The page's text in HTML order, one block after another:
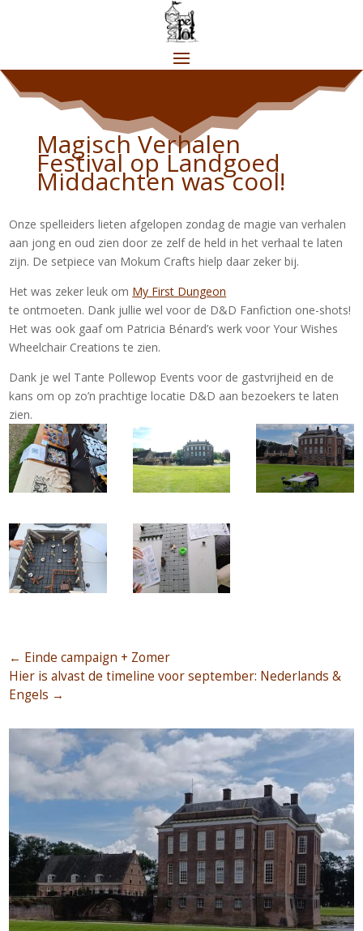
Magisch Verhalen
Festival op Landgoed
Middachten was cool!
Onze spelleiders lieten afgelopen zondag de magie van verhalen
aan jong en oud zien door ze zelf de held in het verhaal te laten
zijn. De setpiece van Mokum Crafts hielp daar zeker bij.
Het was zeker leuk om My First Dungeon
te ontmoeten. Dank jullie wel voor de D&D Fanfiction one-shots!
Het was ook gaaf om Patricia Bénard’s werk voor Your Wishes
Wheelchair Creations te zien.
Dank je wel Tante Pollewop Events voor de gastvrijheid en de
kans om op zo’n prachtige locatie D&D aan bezoekers te laten
zien.
← Einde campaign + Zomer
Hier is alvast de timeline voor september: Nederlands &
Engels →